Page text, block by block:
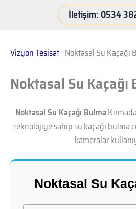
İletişim: 0534
Vizyon Tesisat-Noktasal Su Kaçağı
Noktasal Su Kaçağı
Noktasal Su Kaçağı Bulma
teknolojiye sahip su kaçağı bulma
kameralar
Noktasal Su